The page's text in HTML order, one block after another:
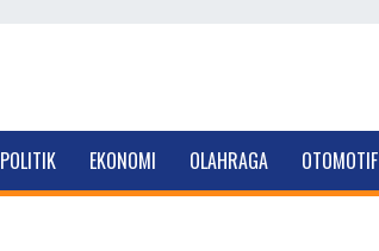
POLITIK EKONOMI OLAHRAGA OTOMOTIF